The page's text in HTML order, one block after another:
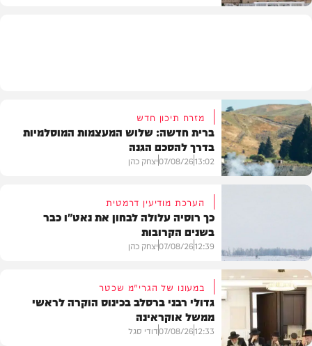
מזרח תיכון חדש
ברית חדשה: שלוש המעצמות המוסלמיות
בדרך להסכם הגנה
13:02
07/08/26יצחק כהן
הערכת מודיעין דרמטית
כך רוסיה עלולה לבחון את נאט"ו כבר
בשנים הקרובות
12:39
07/08/26יצחק כהן
במעונו של הגרי"מ שכטר
גדולי רבני ברסלב בכינוס הוקרה לראשי
ממשל אוקראינה
12:33
07/08/26דודי סגל